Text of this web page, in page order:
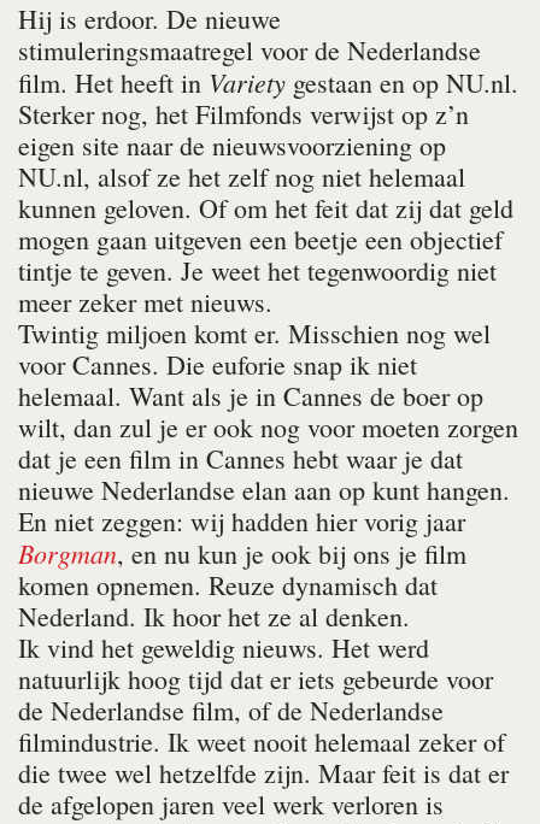
Hij is erdoor. De nieuwe
stimuleringsmaatregel voor de Nederlandse
film. Het heeft in Variety gestaan en op NU.nl.
Sterker nog, het Filmfonds verwijst op z’n
eigen site naar de nieuwsvoorziening op
NU.nl, alsof ze het zelf nog niet helemaal
kunnen geloven. Of om het feit dat zij dat geld
mogen gaan uitgeven een beetje een objectief
tintje te geven. Je weet het tegenwoordig niet
meer zeker met nieuws.
Twintig miljoen komt er. Misschien nog wel
voor Cannes. Die euforie snap ik niet
helemaal. Want als je in Cannes de boer op
wilt, dan zul je er ook nog voor moeten zorgen
dat je een film in Cannes hebt waar je dat
nieuwe Nederlandse elan aan op kunt hangen.
En niet zeggen: wij hadden hier vorig jaar
Borgman, en nu kun je ook bij ons je film
komen opnemen. Reuze dynamisch dat
Nederland. Ik hoor het ze al denken.
Ik vind het geweldig nieuws. Het werd
natuurlijk hoog tijd dat er iets gebeurde voor
de Nederlandse film, of de Nederlandse
filmindustrie. Ik weet nooit helemaal zeker of
die twee wel hetzelfde zijn. Maar feit is dat er
de afgelopen jaren veel werk verloren is